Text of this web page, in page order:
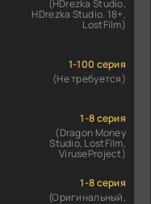
(HDrezka Studio,
HDrezka Studio. 18+,
LostFilm)
1-100 серия
(Не требуется)
1-8 серия
(Dragon Money
Studio, LostFilm,
ViruseProject)
1-8 серия
(Оригинальный,